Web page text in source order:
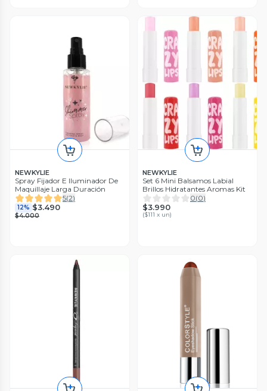
NEWKYLIE
Spray Fijador E Iluminador De
Maquillaje Larga Duración
5(2)
12% $3.490
$4.000
NEWKYLIE
Set 6 Mini Balsamos Labial
Brillos Hidratantes Aromas Kit
0(0)
$3.990
($111 x un)